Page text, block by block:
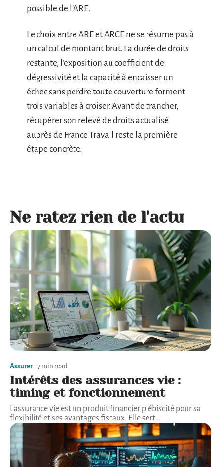
possible de l’ARE.
Le choix entre ARE et ARCE ne se résume pas à
un calcul de montant brut. La durée de droits
restante, l’exposition au coefficient de
dégressivité et la capacité à encaisser un
échec sans perdre toute couverture forment
trois variables à croiser. Avant de trancher,
récupérer son relevé de droits actualisé
auprès de France Travail reste la première
étape concrète.
Ne ratez rien de l'actu
Assurer 7 min read
Intérêts des assurances vie :
timing et fonctionnement
L'assurance vie est un produit financier plébiscité pour sa
flexibilité et ses avantages fiscaux. Elle sert…